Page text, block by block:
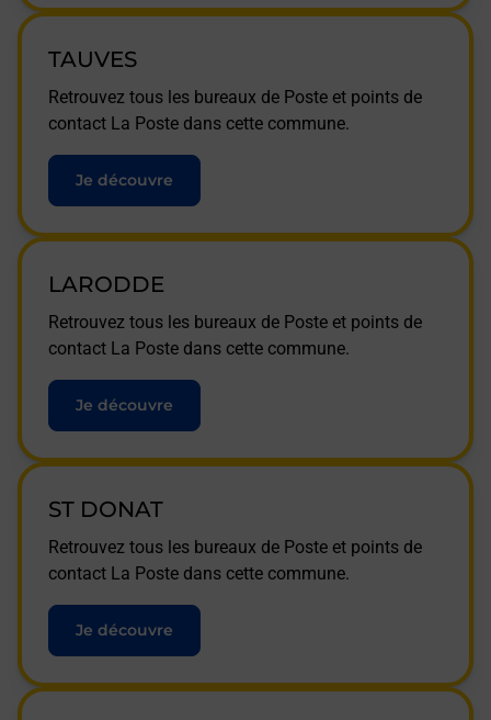
TAUVES
Retrouvez tous les bureaux de Poste et points de
contact La Poste dans cette commune.
Je découvre
LARODDE
Retrouvez tous les bureaux de Poste et points de
contact La Poste dans cette commune.
Je découvre
ST DONAT
Retrouvez tous les bureaux de Poste et points de
contact La Poste dans cette commune.
Je découvre